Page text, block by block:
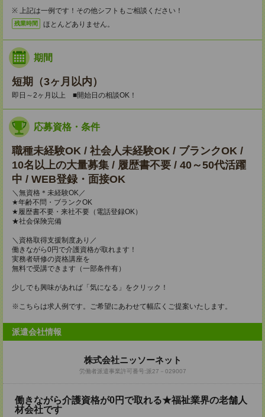
※ 上記は一例です！その他シフトもご相談ください！
残業時間 ほとんどありません。
期間
短期（3ヶ月以内）
即日～2ヶ月以上 ■開始日の相談OK！
応募資格・条件
職種未経験OK / 社会人未経験OK / ブランクOK /
10名以上の大量募集 / 履歴書不要 / 40～50代活躍
中 / WEB登録・面接OK
＼無資格＊未経験OK／
★年齢不問・ブランクOK
★履歴書不要・来社不要（電話登録OK）
★社会保険完備
＼資格取得支援制度あり／
働きながら0円で介護資格が取れます！
実務者研修の資格講座を
無料で受講できます（一部条件有）
少しでも興味があれば「気になる」をクリック！
※こちらは求人例です。ご希望にあわせて幅広くご提案いたします。
派遣会社情報
株式会社ニッソーネット
労働者派遣事業許可番号:派27－029007
働きながら介護資格が0円で取れる★福祉業界の老舗人
材会社です